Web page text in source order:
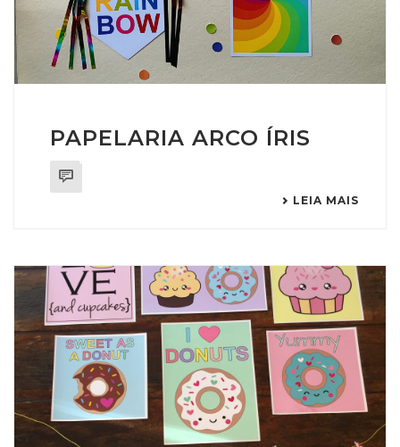
PAPELARIA ARCO ÍRIS
0
LEIA MAIS